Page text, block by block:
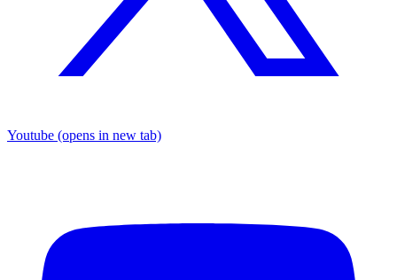
Youtube (opens in new tab)